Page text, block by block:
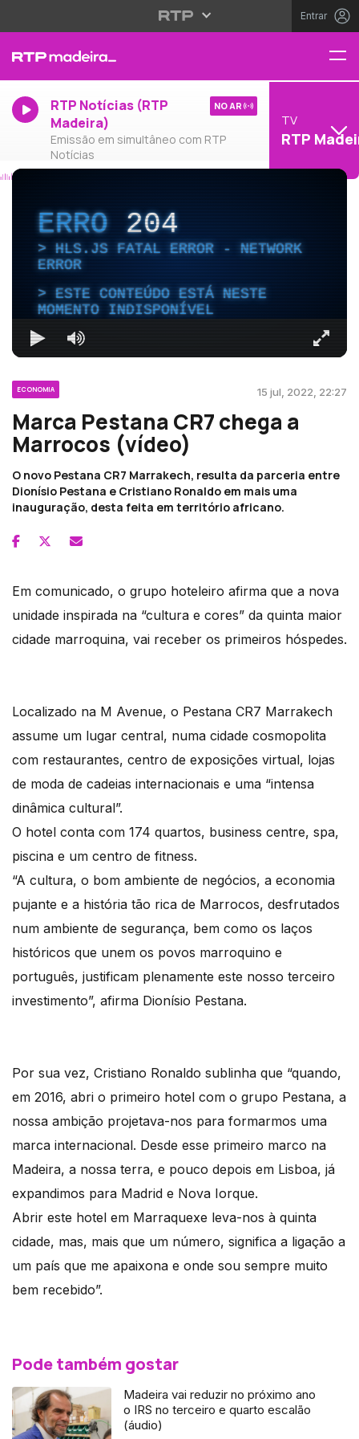
Entrar
RTP Notícias (RTP
Madeira)
Emissão em simultâneo com RTP
Notícias
NO AR
TV
RTP
ERRO204
HLS.JS FATAL ERROR - NETWORK
ERROR
ESTE CONTEÚDO ESTÁ NESTE
MOMENTO INDISPONÍVEL
ECONOMIA 15 jul, 2022, 22:27
Marca Pestana CR7 chega a
Marrocos (vídeo)
O novo Pestana CR7 Marrakech, resulta da parceria entre
Dionísio Pestana e Cristiano Ronaldo em mais uma
inauguração, desta feita em território africano.
Em comunicado, o grupo hoteleiro afirma que a nova
unidade inspirada na “cultura e cores” da quinta maior
cidade marroquina, vai receber os primeiros hóspedes.
Localizado na M Avenue, o Pestana CR7 Marrakech
assume um lugar central, numa cidade cosmopolita
com restaurantes, centro de exposições virtual, lojas
de moda de cadeias internacionais e uma “intensa
dinâmica cultural”.
O hotel conta com 174 quartos, business centre, spa,
piscina e um centro de fitness.
“A cultura, o bom ambiente de negócios, a economia
pujante e a história tão rica de Marrocos, desfrutados
num ambiente de segurança, bem como os laços
históricos que unem os povos marroquino e
português, justificam plenamente este nosso terceiro
investimento”, afirma Dionísio Pestana.
Por sua vez, Cristiano Ronaldo sublinha que “quando,
em 2016, abri o primeiro hotel com o grupo Pestana, a
nossa ambição projetava-nos para formarmos uma
marca internacional. Desde esse primeiro marco na
Madeira, a nossa terra, e pouco depois em Lisboa, já
expandimos para Madrid e Nova Iorque.
Abrir este hotel em Marraquexe leva-nos à quinta
cidade, mas, mais que um número, significa a ligação a
um país que me apaixona e onde sou sempre muito
bem recebido”.
Pode também gostar
Madeira vai reduzir no próximo ano
o IRS no terceiro e quarto escalão
(áudio)